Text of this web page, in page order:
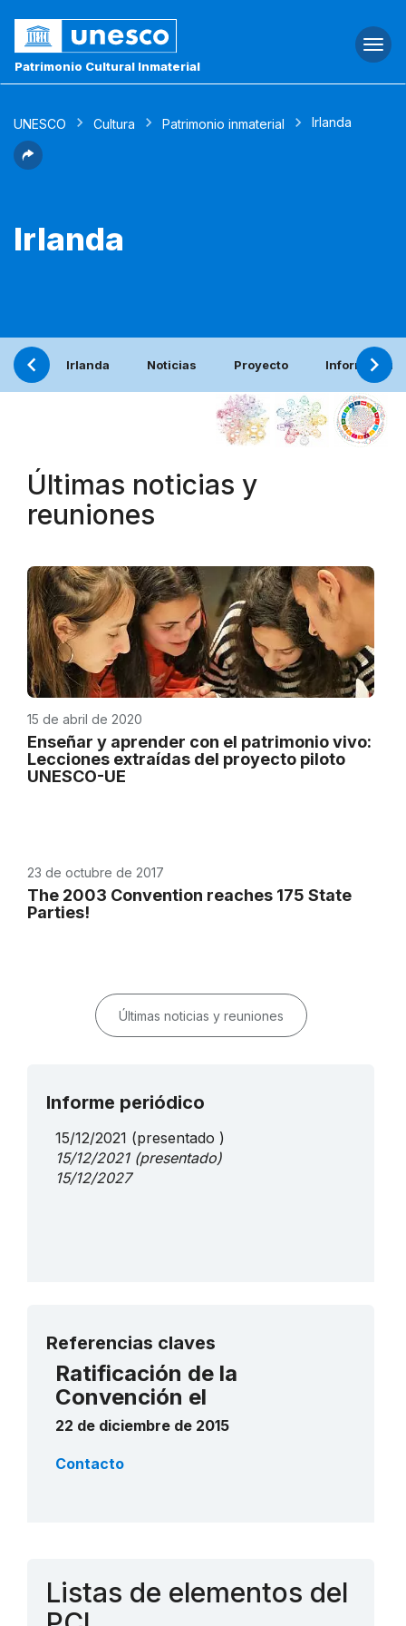
Patrimonio Cultural Inmaterial
UNESCO Cultura Patrimonio inmaterial Irlanda
Irlanda
Irlanda Noticias Proyecto Informe
Últimas noticias y
reuniones
15 de abril de 2020
Enseñar y aprender con el patrimonio vivo:
Lecciones extraídas del proyecto piloto
UNESCO-UE
23 de octubre de 2017
The 2003 Convention reaches 175 State
Parties!
Últimas noticias y reuniones
Informe periódico
15/12/2021 (presentado )
15/12/2021(presentado)
15/12/2027
Referencias claves
Ratificación de la
Convención el
22 de diciembre de 2015
Contacto
Listas de elementos del